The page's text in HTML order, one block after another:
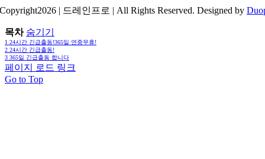
| 드레인프로 | All Rights Reserved. Designed by
목차 숨기기
1 24시간 긴급출동!365일 연중무휴!
2 24시간 긴급출동!
3 365일 긴급출동 합니다
페이지 로드 링크
Go to Top